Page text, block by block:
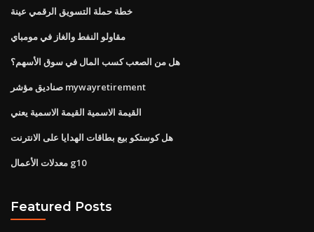
خطة حملة التسويق الرقمي عينة
مقاولو النفط والغاز في مومباي
هل من الصعب كسب المال في سوق الأسهم؟
صناديق مؤشر mywayretirement
القيمة الاسمية القيمة الاسمية يعني
هل كوستكو بيع بطاقات الهدايا على الانترنت
معدلات الأعمال g10
Featured Posts